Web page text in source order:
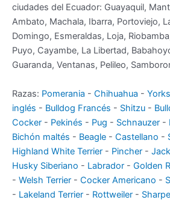
ciudades del Ecuador: Guayaquil,
Ambato, Machala, Ibarra, Portoviejo,
Domingo, Esmeraldas, Loja,
Puyo, Cayambe, La Libertad,
Guaranda, Ventanas, Pelileo,
Razas: Pomerania - Chihuahua -
inglés - Bulldog Francés - Shitzu -
Cocker - Pekinés - Pug - Schnauzer -
Bichón maltés - Beagle - Castellano -
Highland White Terrier - Pincher -
Husky Siberiano - Labrador - Golden
- Welsh Terrier - Cocker Americano -
- Lakeland Terrier - Rottweiler -